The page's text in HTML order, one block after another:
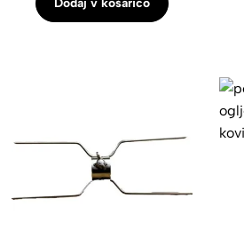
Dodaj v košarico